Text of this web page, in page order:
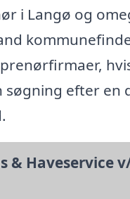
i Langø og
søgning efter en
& Haveservice